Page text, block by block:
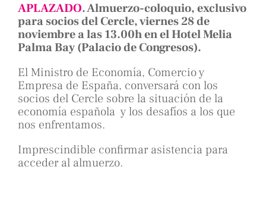
APLAZADO. Almuerzo-coloquio, exclusivo
para socios del Cercle, viernes 28 de
noviembre a las 13.00h en el Hotel Melia
Palma Bay (Palacio de Congresos).
El Ministro de Economía, Comercio y
Empresa de España, conversará con los
socios del Cercle sobre la situación de la
economía española y los desafíos a los que
nos enfrentamos.
Imprescindible confirmar asistencia para
acceder al almuerzo.